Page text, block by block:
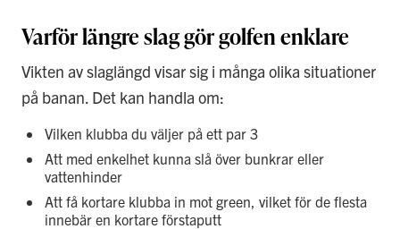
Varför längre slag gör golfen enklare
Vikten av slaglängd visar sig i många olika situationer
på banan. Det kan handla om:
Vilken klubba du väljer på ett par 3
Att med enkelhet kunna slå över bunkrar eller
vattenhinder
Att få kortare klubba in mot green, vilket för de flesta
innebär en kortare förstaputt